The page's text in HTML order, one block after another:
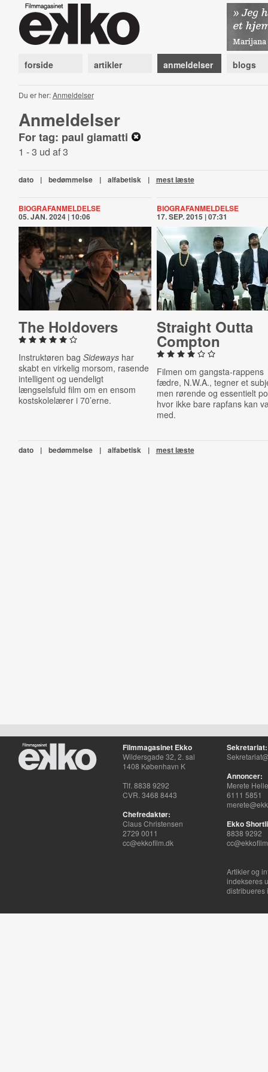
forside artikler anmeldelser blogs
Du er her:Anmeldelser
Anmeldelser
For tag: paul giamatti
1 - 3 ud af 3
dato | bedømmelse | alfabetisk | mest læste
BIOGRAFANMELDELSE
05. JAN. 2024 | 10:06
The Holdovers
Instruktøren bag Sidewayshar
skabt en virkelig morsom, rasende
intelligent og uendeligt
længselsfuld film om en ensom
kostskolelærer i 70’erne.
BIOGRAFANMELDELSE
17. SEP. 2015 | 07:31
Straight Outta
Compton
Filmen om gangsta-rappens
fædre, N.W.A., tegner et
men rørende og essentielt
hvor ikke bare rapfans kan
med.
dato | bedømmelse | alfabetisk | mest læste
Filmmagasinet Ekko
Wildersgade 32, 2. sal
1408 København K
Tlf. 8838 9292
CVR. 3468 8443
Chefredaktør:
Claus Christensen
2729 0011
cc@ekkofilm.dk
Sekretariat:
Annoncer:
Merete
6111 5851
Ekko
8838 9292
Artikler og
indekseres
distribueres